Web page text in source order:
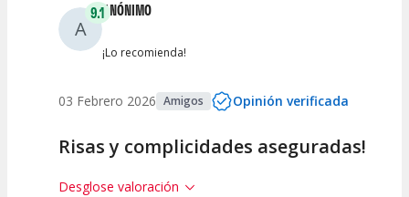
Entre 0 y 2
A
9.1ANÓNIMO
¡Lo recomienda!
03 Febrero 2026 Amigos Opinión verificada
Risas y complicidades aseguradas!
Desglose valoración